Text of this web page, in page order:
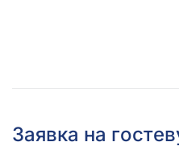
Заявка на